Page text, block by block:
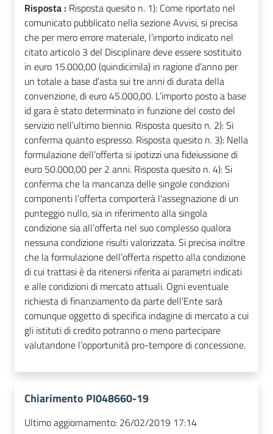
Risposta : Risposta quesito n. 1): Come riportato nel
comunicato pubblicato nella sezione Avvisi, si precisa
che per mero errore materiale, l’importo indicato nel
citato articolo 3 del Disciplinare deve essere sostituito
in euro 15.000,00 (quindicimila) in ragione d’anno per
un totale a base d’asta sui tre anni di durata della
convenzione, di euro 45.000,00. L’importo posto a base
id gara è stato determinato in funzione del costo del
servizio nell’ultimo biennio. Risposta quesito n. 2): Si
conferma quanto espresso. Risposta quesito n. 3): Nella
formulazione dell’offerta si ipotizzi una fideiussione di
euro 50.000,00 per 2 anni. Risposta quesito n. 4): Si
conferma che la mancanza delle singole condizioni
componenti l’offerta comporterà l’assegnazione di un
punteggio nullo, sia in riferimento alla singola
condizione sia all’offerta nel suo complesso qualora
nessuna condizione risulti valorizzata. Si precisa inoltre
che la formulazione dell’offerta rispetto alla condizione
di cui trattasi è da ritenersi riferita ai parametri indicati
e alle condizioni di mercato attuali. Ogni eventuale
richiesta di finanziamento da parte dell’Ente sarà
comunque oggetto di specifica indagine di mercato a cui
gli istituti di credito potranno o meno partecipare
valutandone l’opportunità pro-tempore di concessione.
Chiarimento PI048660-19
Ultimo aggiornamento: 26/02/2019 17:14